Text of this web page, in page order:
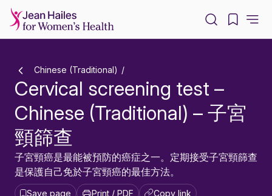
Chinese (Traditional)
Cervical screening test –
Chinese (Traditional) – 子宮
頸篩查
子宮頸癌是最能被預防的癌症之一。定期接受子宮頸篩查
是保護自己免於子宮頸癌的最佳方法。
Save page Print / PDF Copy link